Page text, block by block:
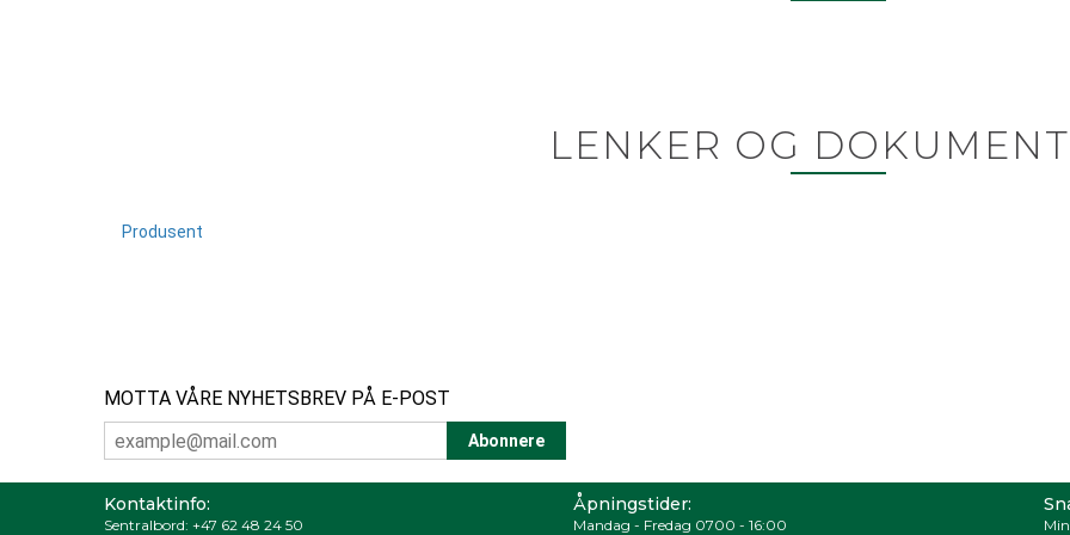
LENKER OG
Produsent
MOTTA VÅRE NYHETSBREV PÅ E-POST
Kontaktinfo:
Sentralbord: +47 62 48 24 50
Åpningstider:
Mandag - Fredag 0700 - 16:00